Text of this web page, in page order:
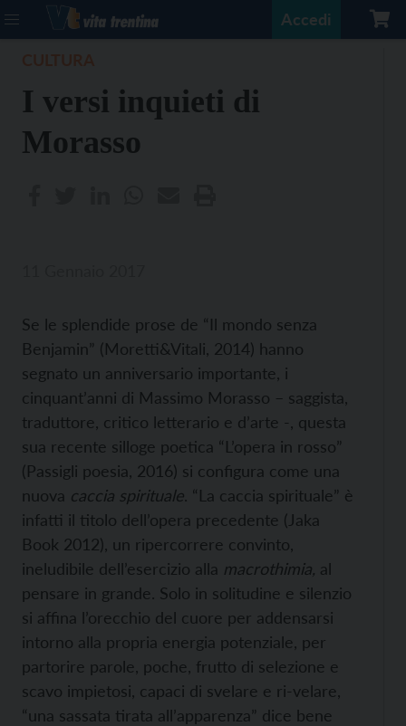
Accedi
I versi inquieti di
Morasso
Se le splendide prose de “Il mondo senza
Benjamin” (Moretti&Vitali, 2014) hanno
segnato un anniversario importante, i
cinquant’anni di Massimo Morasso – saggista,
traduttore, critico letterario e d’arte -, questa
sua recente silloge poetica “L’opera in rosso”
(Passigli poesia, 2016) si configura come una
nuova caccia spirituale. “La caccia spirituale” è
infatti il titolo dell’opera precedente (Jaka
Book 2012), un ripercorrere convinto,
ineludibile dell’esercizio alla macrothimia, al
pensare in grande. Solo in solitudine e silenzio
si affina l’orecchio del cuore per addensarsi
intorno alla propria energia potenziale, per
partorire parole, poche, frutto di selezione e
scavo impietosi, capaci di svelare e ri-velare,
“una sassata tirata all’apparenza” dice bene